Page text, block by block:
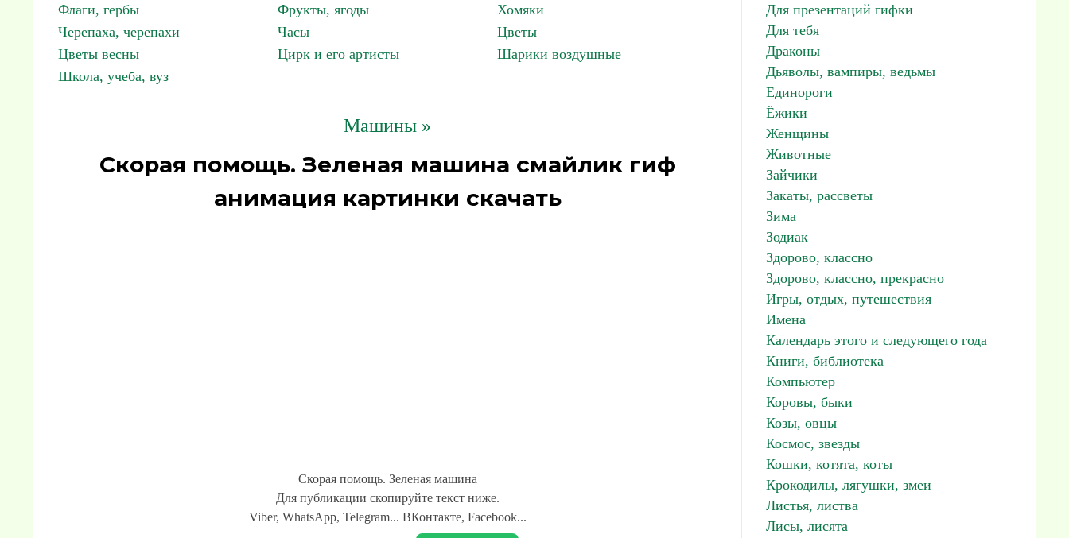
Флаги, гербы
Фрукты, ягоды
Хомяки
Черепаха, черепахи
Часы
Цветы
Цветы весны
Цирк и его артисты
Шарики воздушные
Школа, учеба, вуз
Машины »
Скорая помощь. Зеленая машина смайлик гиф
анимация картинки скачать
Скорая помощь. Зеленая машина
Для публикации скопируйте текст ниже.
Viber, WhatsApp, Telegram... ВКонтакте, Facebook...
Для презентаций гифки
Для тебя
Драконы
Дьяволы, вампиры, ведьмы
Единороги
Ёжики
Женщины
Животные
Зайчики
Закаты, рассветы
Зима
Зодиак
Здорово, классно
Здорово, классно, прекрасно
Игры, отдых, путешествия
Имена
Календарь этого и следующего года
Книги, библиотека
Компьютер
Коровы, быки
Козы, овцы
Космос, звезды
Кошки, котята, коты
Крокодилы, лягушки, змеи
Листья, листва
Лисы, лисята